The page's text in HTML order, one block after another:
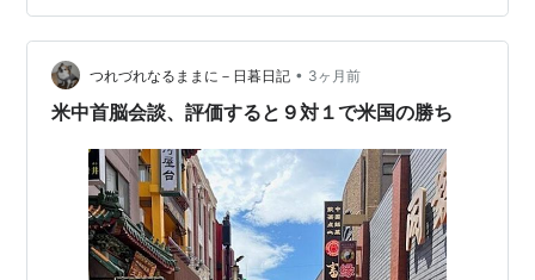
なりました。 習近平国家主席の思惑通りだったように思
います。 わが国は、中国と上手くやっていくしかありま
せん。 高市総理の個人的…
つれづれなるままに－日暮日記 • 3ヶ月前
米中首脳会談、評価すると９対１で米国の勝ち